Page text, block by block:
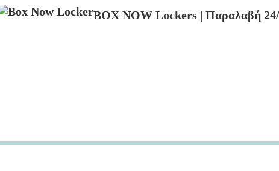
BOX NOW Lockers | Παραλαβή